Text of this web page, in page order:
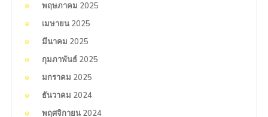
พฤษภาคม 2025
เมษายน 2025
มีนาคม 2025
กุมภาพันธ์ 2025
มกราคม 2025
ธันวาคม 2024
พฤศจิกายน 2024